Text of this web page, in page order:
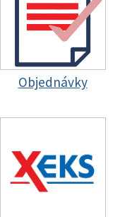
Objednávky